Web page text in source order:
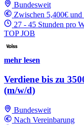
Bundesweit
Zwischen 5,400€
27 - 45 Stunden pro
TOP JOB
mehr lesen
Verdiene bis zu
(m/w/d)
Bundesweit
Nach Vereinbarung